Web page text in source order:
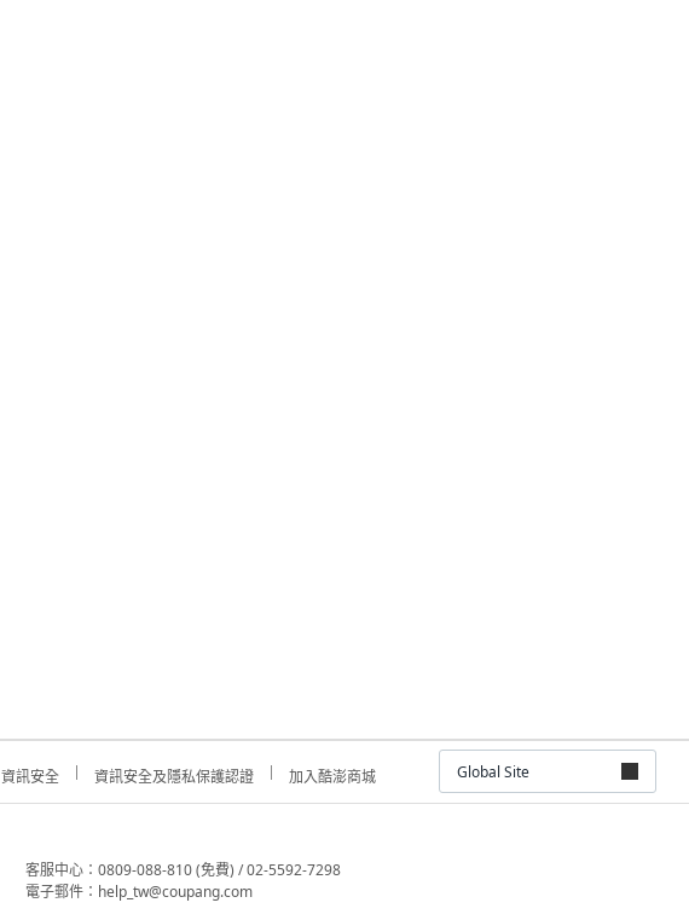
資訊安全 資訊安全及隱私保護認證 加入酷澎商城 Global Site
客服中心：0809-088-810 (免費) / 02-5592-7298
電子郵件：help_tw@coupang.com